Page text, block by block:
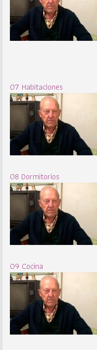
07 Habitaciones
08 Dormitorios
09 Cocina